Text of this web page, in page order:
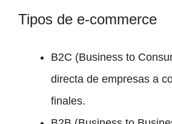
Tipos de e-commerce
B2C (Business to
directa de empresas a
finales.